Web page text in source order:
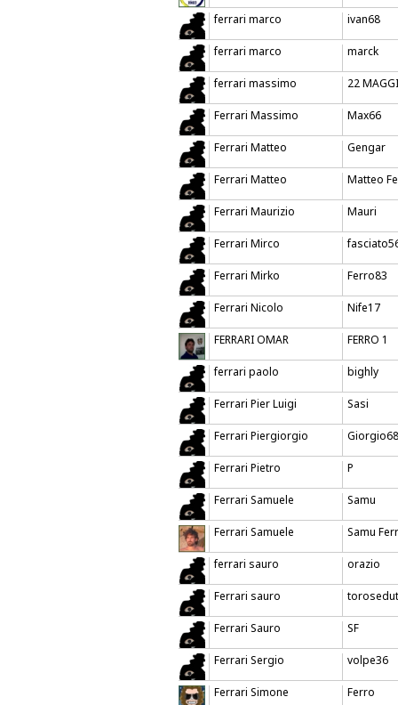
ferrari marco ivan68
ferrari marco marck
ferrari massimo 22
Ferrari Massimo Max66
Ferrari Matteo Gengar
Ferrari Matteo Matteo
Ferrari Maurizio Mauri
Ferrari Mirco
Ferrari Mirko Ferro83
Ferrari Nicolo Nife17
FERRARI OMAR FERRO 1
ferrari paolo bighly
Ferrari Pier Luigi Sasi
Ferrari Piergiorgio Giorgio68
Ferrari Pietro P
Ferrari Samuele Samu
Ferrari Samuele Samu
ferrari sauro orazio
Ferrari sauro
Ferrari Sauro SF
Ferrari Sergio volpe36
Ferrari Simone Ferro